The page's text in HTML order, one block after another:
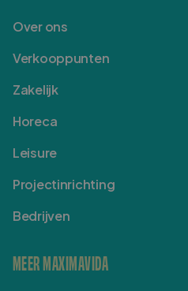
Over ons
Verkooppunten
Zakelijk
Horeca
Leisure
Projectinrichting
Bedrijven
MEER MAXIMAVIDA